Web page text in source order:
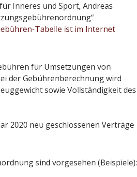
Inneres und Sport, Andreas
Tabelle ist im Internet
für Umsetzungen von
der Gebührenberechnung wird
sowie Vollständigkeit des
2020 neu geschlossenen Verträge
sind vorgesehen (Beispiele):